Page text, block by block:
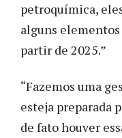
petroquímica,
alguns
partir de 2025.”
“Fazemos uma
esteja preparada
de fato houver